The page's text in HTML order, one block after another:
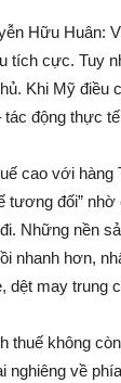
Hữu Huân:
tích cực. Tuy
Khi Mỹ điều
tác động thực
cao với hàng
tương đối”
Những nền
nhanh hơn,
dệt may trung
thuế không
nghiêng về